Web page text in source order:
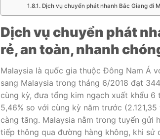
Dịch vụ chuyển phát nhanh Bắc Giang đi
Dịch vụ chuyển phát
rẻ, an toàn, nhanh
Malaysia là quốc gia thuộc Ðông Nam Á
sang Malaysia trong tháng 6/2018 đạt
cùng kỳ, đưa tổng kim ngạch xuất khẩu 6
5,46% so với cùng kỳ năm trước
càng tăng. Malaysia nằm trong tuyến gửi
tiếp thông qua đường hàng không, khi sử